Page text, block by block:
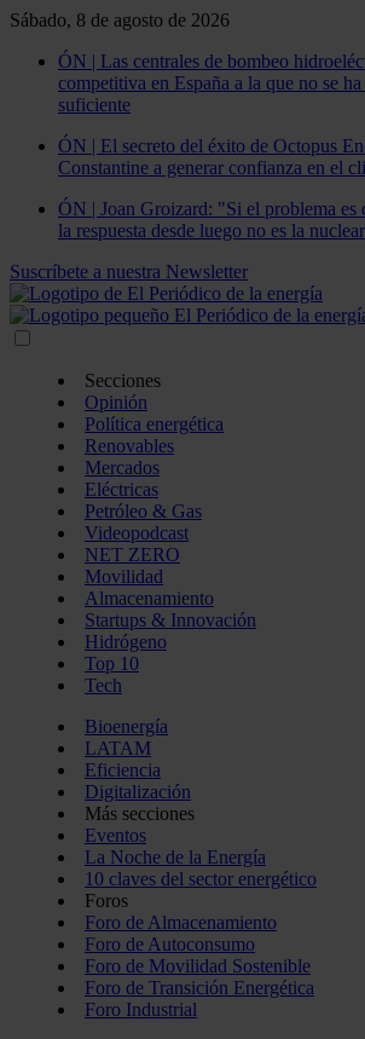
Sábado, 8 de agosto de 2026
ÓN | Las centrales de bombeo
competitiva en España a la que no se
suficiente
ÓN | El secreto del éxito de Octopus
Constantine a generar confianza en el
ÓN | Joan Groizard: "Si el problema es
la respuesta desde luego no es la
Suscríbete a nuestra Newsletter
Secciones
Opinión
Política energética
Renovables
Mercados
Eléctricas
Petróleo & Gas
Videopodcast
NET ZERO
Movilidad
Almacenamiento
Startups & Innovación
Hidrógeno
Top 10
Tech
Bioenergía
LATAM
Eficiencia
Digitalización
Más secciones
Eventos
La Noche de la Energía
10 claves del sector energético
Foros
Foro de Almacenamiento
Foro de Autoconsumo
Foro de Movilidad Sostenible
Foro de Transición Energética
Foro Industrial